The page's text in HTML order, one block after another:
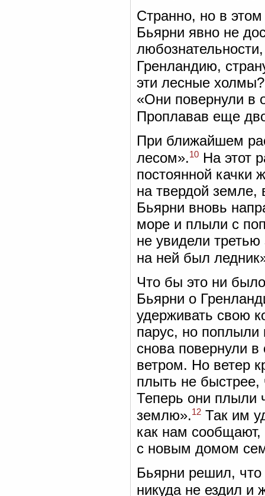
Странно, но в этом
Бьярни явно не
Гренландию,
эти лесные
«Они повернули в
Проплавав еще
При ближайшем
лесом».10 На этот
постоянной качки
на твердой земле,
Бьярни вновь
море и плыли с
не увидели
на ней был
Что бы это ни
Бьярни о
удерживать свою
парус, но поплыли
снова повернули
ветром. Но ветер
плыть не быстрее,
Теперь они плыли
землю».12 Так им
как нам сообщают,
с новым домом
Бьярни решил,
никуда не ездил и